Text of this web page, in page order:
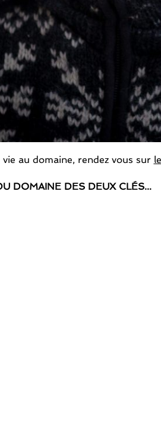
au domaine, rendez vous sur
DOMAINE DES DEUX CLÉS…